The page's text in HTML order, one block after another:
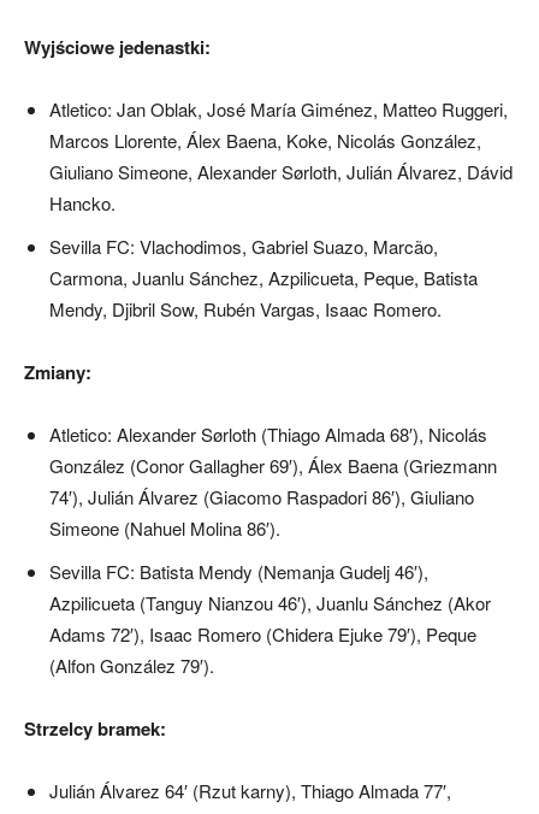
Wyjściowe jedenastki:
Atletico: Jan Oblak, José María Giménez, Matteo Ruggeri,
Marcos Llorente, Álex Baena, Koke, Nicolás González,
Giuliano Simeone, Alexander Sørloth, Julián Álvarez, Dávid
Hancko.
Sevilla FC: Vlachodimos, Gabriel Suazo, Marcão,
Carmona, Juanlu Sánchez, Azpilicueta, Peque, Batista
Mendy, Djibril Sow, Rubén Vargas, Isaac Romero.
Zmiany:
Atletico: Alexander Sørloth (Thiago Almada 68′), Nicolás
González (Conor Gallagher 69′), Álex Baena (Griezmann
74′), Julián Álvarez (Giacomo Raspadori 86′), Giuliano
Simeone (Nahuel Molina 86′).
Sevilla FC: Batista Mendy (Nemanja Gudelj 46′),
Azpilicueta (Tanguy Nianzou 46′), Juanlu Sánchez (Akor
Adams 72′), Isaac Romero (Chidera Ejuke 79′), Peque
(Alfon González 79′).
Strzelcy bramek:
Julián Álvarez 64′ (Rzut karny), Thiago Almada 77′,